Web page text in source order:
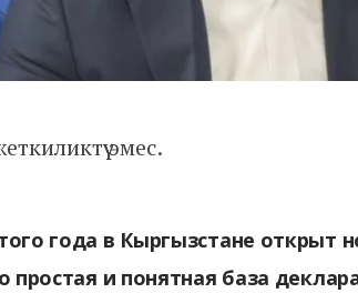
эмес.
года в Кыргызстане открыт
простая и понятная база